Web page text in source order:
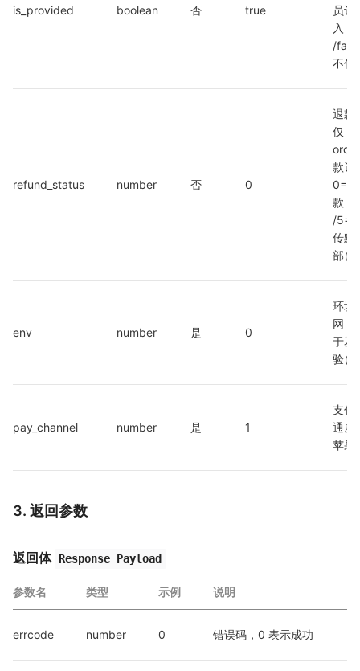
is_provided boolean 否 true
员订
入
/
不传
refund_status number 否 0
退款
仅
款订
0=
款 /
/5=
传默
部）
env number 是 0
环境
网 /
于基
验）
pay_channel number 是 1
支付
通虚
苹果
3. 返回参数
返回体 Response Payload
参数名 类型 示例 说明
errcode number 0 错误码，0 表示成功